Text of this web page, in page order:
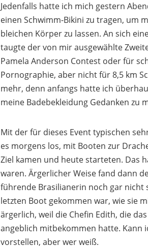
Jedenfalls hatte ich mich gestern
einen Schwimm-Bikini zu tragen, um
bleichen Körper zu lassen. An sich
taugte der von mir ausgewählte
Pamela Anderson Contest oder für
Pornographie, aber nicht für 8,5 km
mehr, denn anfangs hatte ich
meine Badebekleidung Gedanken zu
Mit der für dieses Event typischen
es morgens los, mit Booten zur
Ziel kamen und heute starteten. Das
waren. Ärgerlicher Weise fand dann
führende Brasilianerin noch gar nicht
letzten Boot gekommen war, wie sie
ärgerlich, weil die Chefin Edith, die
angeblich mitbekommen hatte. Kann
vorstellen, aber wer weiß.